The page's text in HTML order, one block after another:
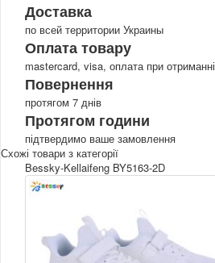
Доставка
по всей территории Украины
Оплата товару
mastercard, visa, оплата при отриманні
Повернення
протягом 7 днів
Протягом години
підтвердимо ваше замовлення
Схожі товари з категорії
Bessky-Kellaifeng BY5163-2D